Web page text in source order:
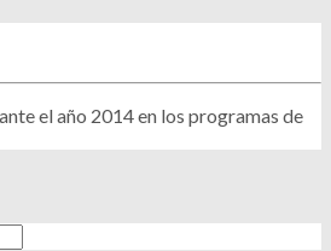
el año 2014 en los programas de